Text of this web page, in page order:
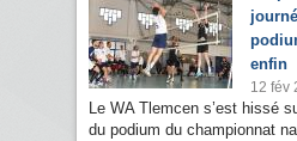
enfin
12 fév
Le WA Tlemcen s’est hissé
du podium du championnat